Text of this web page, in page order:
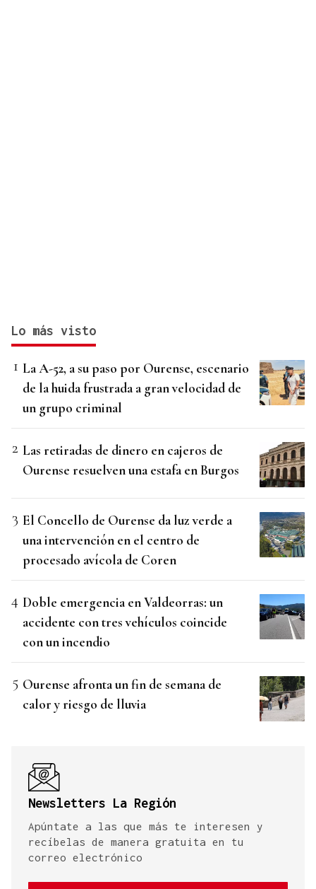
Lo más visto
La A-52, a su paso por Ourense, escenario
de la huida frustrada a gran velocidad de
un grupo criminal
Las retiradas de dinero en cajeros de
Ourense resuelven una estafa en Burgos
El Concello de Ourense da luz verde a
una intervención en el centro de
procesado avícola de Coren
Doble emergencia en Valdeorras: un
accidente con tres vehículos coincide
con un incendio
Ourense afronta un fin de semana de
calor y riesgo de lluvia
Newsletters La Región
Apúntate a las que más te interesen y
recíbelas de manera gratuita en tu
correo electrónico